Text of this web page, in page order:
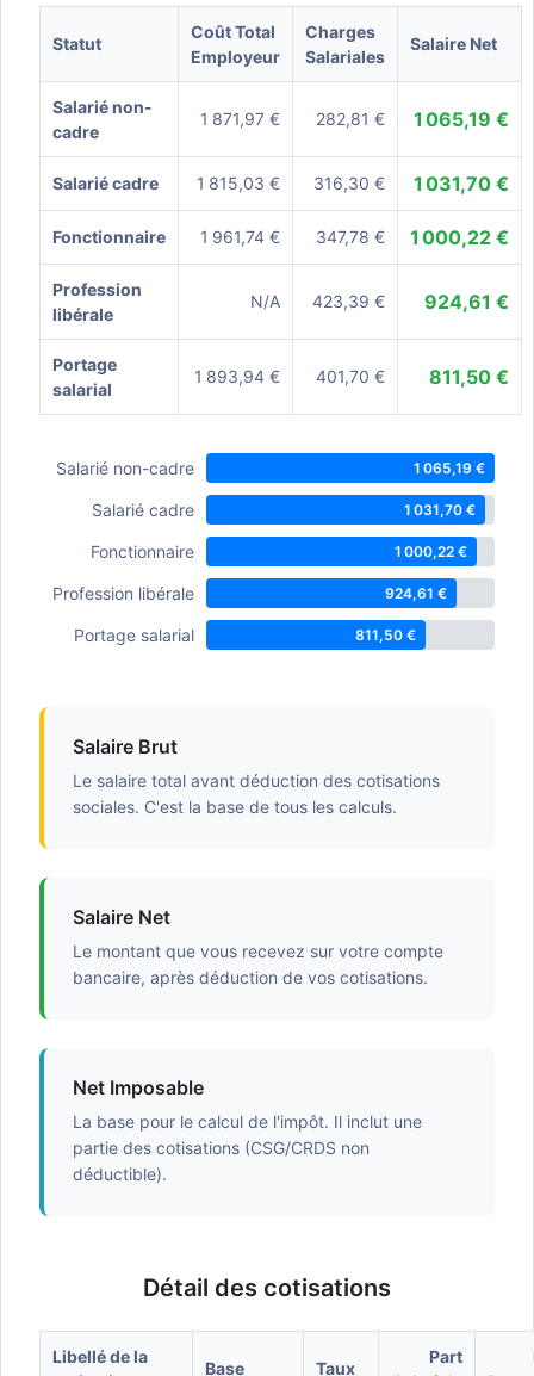
Statut
Coût Total
Employeur
Charges
Salariales
Salaire Net
Salarié non-
cadre
1 871,97 € 282,81 € 1 065,19 €
Salarié cadre 1 815,03 € 316,30 € 1 031,70 €
Fonctionnaire 1 961,74 € 347,78 € 1 000,22 €
Profession
libérale
N/A 423,39 € 924,61 €
Portage
salarial
1 893,94 € 401,70 € 811,50 €
Salarié non-cadre 1 065,19 €
Salarié cadre 1 031,70 €
Fonctionnaire 1 000,22 €
Profession libérale 924,61 €
Portage salarial 811,50 €
Salaire Brut
Le salaire total avant déduction des cotisations
sociales. C'est la base de tous les calculs.
Salaire Net
Le montant que vous recevez sur votre compte
bancaire, après déduction de vos cotisations.
Net Imposable
La base pour le calcul de l'impôt. Il inclut une
partie des cotisations (CSG/CRDS non
déductible).
Détail des cotisations
Libellé de la
Base Taux
Part